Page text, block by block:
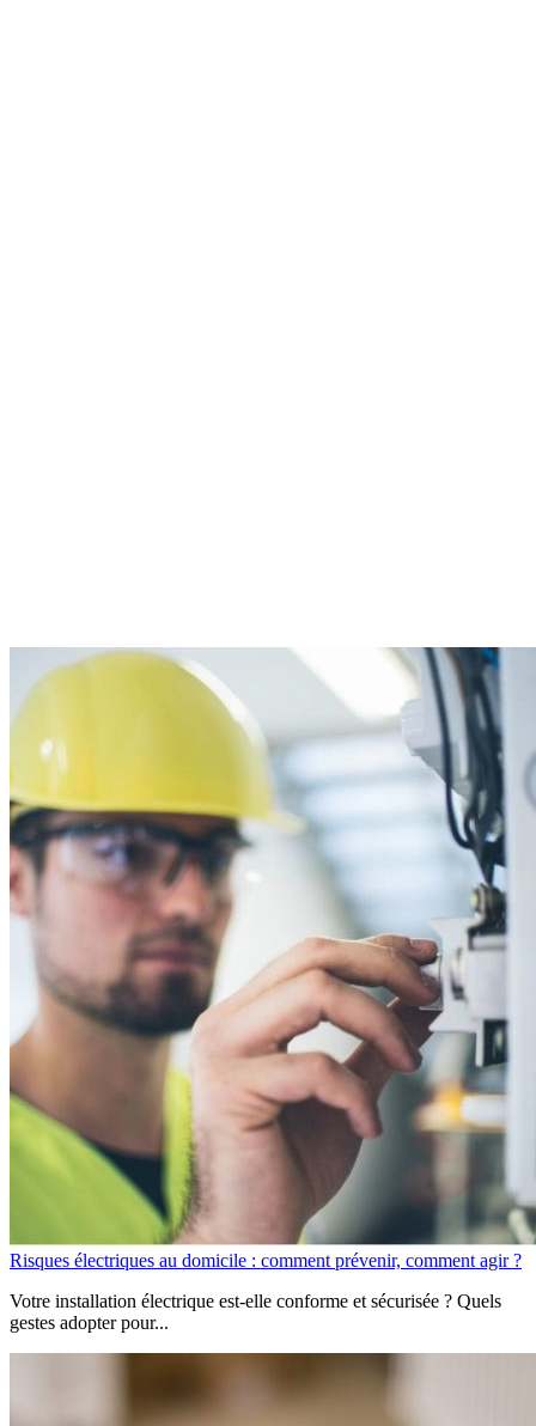
Risques électriques au domicile : comment prévenir, comment agir ?
Votre installation électrique est-elle conforme et sécurisée ? Quels
gestes adopter pour...